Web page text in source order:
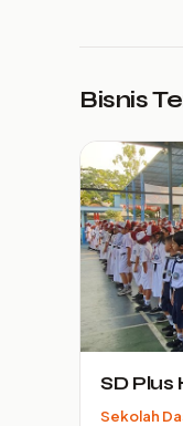
Bisnis
SD Plus
Sekolah